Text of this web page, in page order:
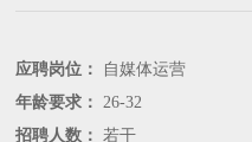
应聘岗位：
自媒体运营
年龄要求： 26-32
招聘人数： 若干